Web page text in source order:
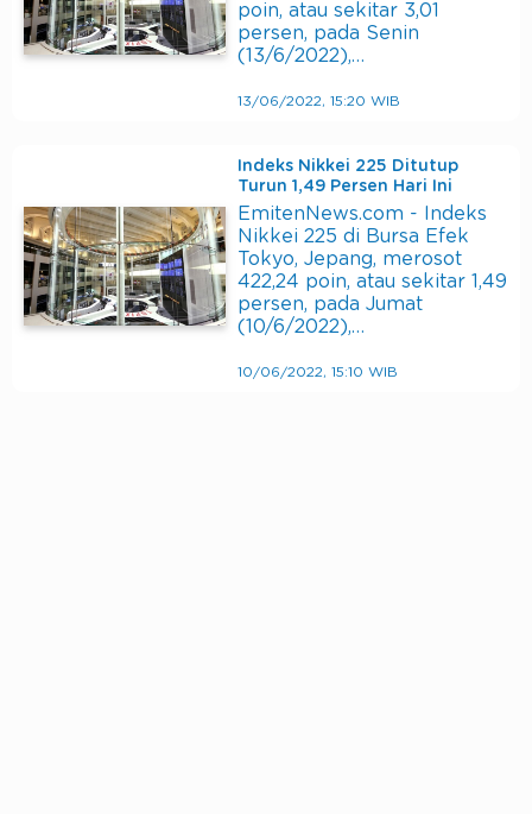
poin, atau sekitar 3,01
persen, pada Senin
(13/6/2022),…
13/06/2022, 15:20 WIB
Indeks Nikkei 225 Ditutup
Turun 1,49 Persen Hari Ini
EmitenNews.com - Indeks
Nikkei 225 di Bursa Efek
Tokyo, Jepang, merosot
422,24 poin, atau sekitar 1,49
persen, pada Jumat
(10/6/2022),…
10/06/2022, 15:10 WIB